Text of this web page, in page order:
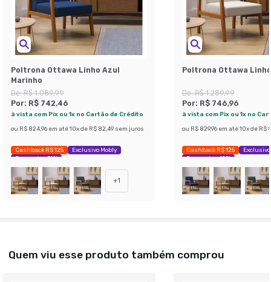
Poltrona Ottawa Linho Azul
Marinho
De:R$ 1.089,99
Por: R$ 742,46
à vista com Pix ou 1x no Cartão de Crédito
ou R$ 824,96 em até 10x de R$ 82,49 sem juros
Cashback R$ 125
Exclusivo Mobly
Economize 31%
+1
Poltrona Ottawa
De:R$ 1.289,99
Por: R$ 746,96
à vista com Pix ou 1x no
ou R$ 829,96 em até 10x de R$
Cashback R$ 125
Exclusivo
Economize 42%
Quem viu esse produto também comprou